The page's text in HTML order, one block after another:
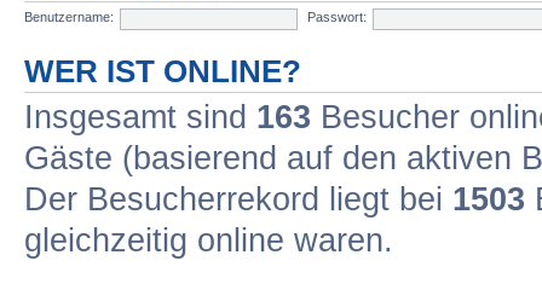
Benutzername:
Passwort:
WER IST ONLINE?
Insgesamt sind 163 Besucher
Gäste (basierend auf den aktiven
Der Besucherrekord liegt bei 1503
gleichzeitig online waren.